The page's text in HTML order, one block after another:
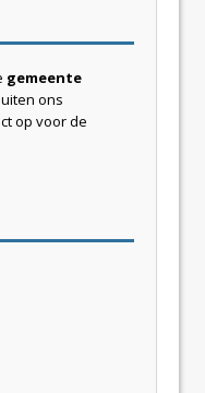
gemeente
ons
op voor de